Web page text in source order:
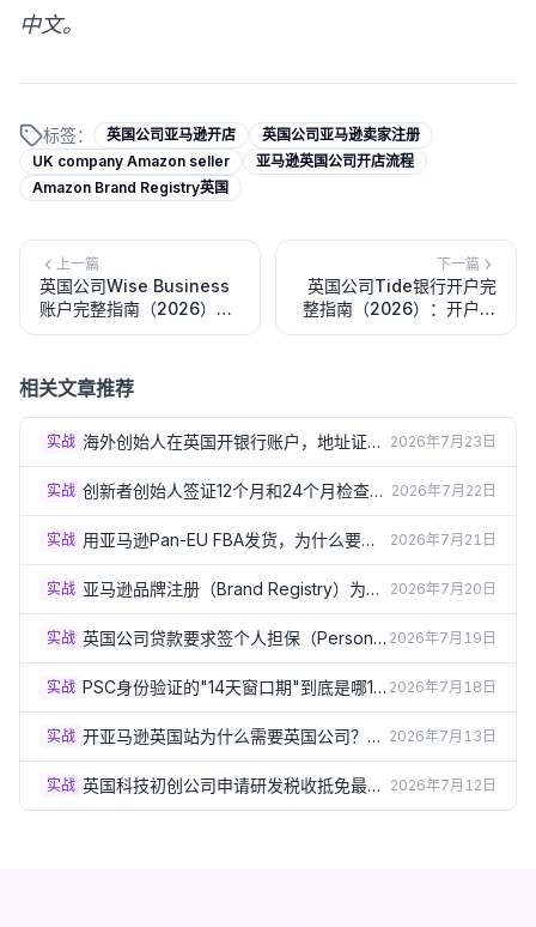
中文。
标签： 英国公司亚马逊开店
英国公司亚马逊卖家注册
UK company Amazon seller
亚马逊英国公司开店流程
Amazon Brand Registry英国
上一篇
英国公司Wise Business
账户完整指南（2026）：
开户条件、功能、费用与适
下一篇
英国公司Tide银行开户完
整指南（2026）：开户条
件、流程、费用与优缺点
相关文章推荐
实战 海外创始人在英国开银行账户，地址证明
总被拒？3个实操方案（2026）
2026年7月23日
实战 创新者创始人签证12个月和24个月检查
点：怎样才算"进展达标"？（2026）
2026年7月22日
实战 用亚马逊Pan-EU FBA发货，为什么要在
德法意西波5国注册VAT？（2026）
2026年7月21日
实战 亚马逊品牌注册（Brand Registry）为什
么必须要有英国商标？（2026）
2026年7月20日
实战 英国公司贷款要求签个人担保（Personal
Guarantee）？签之前必须了解的风险
（2026）
2026年7月19日
实战 PSC身份验证的"14天窗口期"到底是哪14
天？出生月份规则详解（2026）
2026年7月18日
实战 开亚马逊英国站为什么需要英国公司？企
业卖家资质要求详解（2026）
2026年7月13日
实战 英国科技初创公司申请研发税收抵免最容
易踩的5个坑（2026）
2026年7月12日